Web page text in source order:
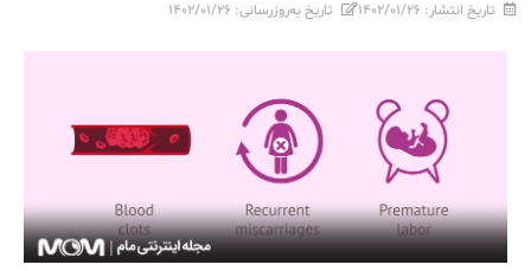
تاریخ انتشار: ۱۴۰۲/۰۱/۲۶ تاریخ به‌روزرسانی: ۱۴۰۲/۰۱/۲۶